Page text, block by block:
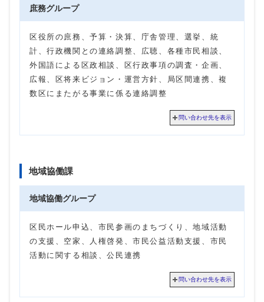
庶務グループ
区役所の庶務、予算・決算、庁舎管理、選挙、統
計、行政機関との連絡調整、広聴、各種市民相談、
外国語による区政相談、区行政事項の調査・企画、
広報、区将来ビジョン・運営方針、局区間連携、複
数区にまたがる事業に係る連絡調整
問い合わせ先を表示
地域協働課
地域協働グループ
区民ホール申込、市民参画のまちづくり、地域活動
の支援、空家、人権啓発、市民公益活動支援、市民
活動に関する相談、公民連携
問い合わせ先を表示